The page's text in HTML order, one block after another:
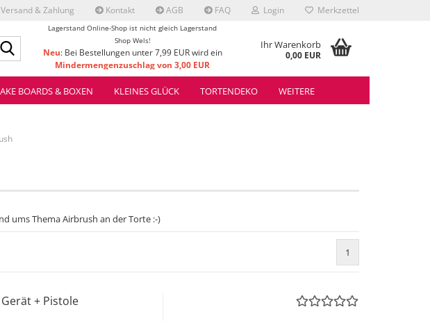
Versand & Zahlung Kontakt AGB FAQ Login Merkzettel
Lagerstand Online-Shop ist nicht gleich Lagerstand
Shop Wels!
Neu: Bei Bestellungen unter 7,99 EUR wird ein
Mindermengenzuschlag von 3,00 EUR
verrechnet.
Ihr Warenkorb
0,00 EUR
BOARDS & BOXEN KLEINES GLÜCK TORTENDEKO WEITERE
ums Thema Airbrush an der Torte :-)
1
+ Pistole